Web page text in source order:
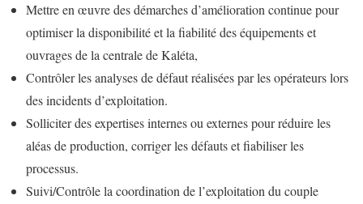
Mettre en œuvre des démarches d’amélioration continue pour
optimiser la disponibilité et la fiabilité des équipements et
ouvrages de la centrale de Kaléta,
Contrôler les analyses de défaut réalisées par les opérateurs lors
des incidents d’exploitation.
Solliciter des expertises internes ou externes pour réduire les
aléas de production, corriger les défauts et fiabiliser les
processus.
Suivi/Contrôle la coordination de l’exploitation du couple